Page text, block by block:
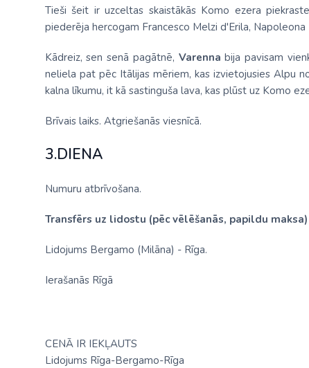
Tieši šeit ir uzceltas skaistākās Komo ezera
piederēja hercogam Francesco Melzi d'Erila,
Kādreiz, sen senā pagātnē, Varennabija pavisam
neliela pat pēc Itālijas mēriem, kas izvietojusies Alpu
kalna līkumu, it kā sastinguša lava, kas plūst uz Komo
Brīvais laiks. Atgriešanās viesnīcā.
3.DIENA
Numuru atbrīvošana.
Transfērs uz lidostu (pēc vēlēšanās, papildu maksa)
Lidojums Bergamo (Milāna) - Rīga.
Ierašanās Rīgā
CENĀ IR IEKĻAUTS
Lidojums Rīga-Bergamo-Rīga